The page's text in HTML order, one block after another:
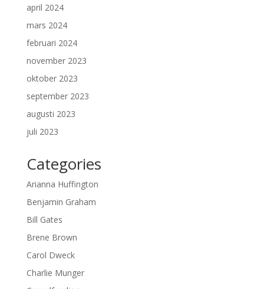
april 2024
mars 2024
februari 2024
november 2023
oktober 2023
september 2023
augusti 2023
juli 2023
Categories
Arianna Huffington
Benjamin Graham
Bill Gates
Brene Brown
Carol Dweck
Charlie Munger